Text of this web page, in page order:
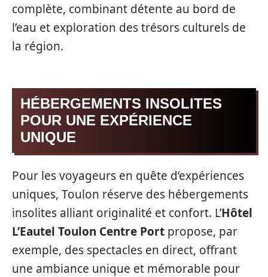
complète, combinant détente au bord de
l’eau et exploration des trésors culturels de
la région.
HÉBERGEMENTS INSOLITES
POUR UNE EXPÉRIENCE
UNIQUE
Pour les voyageurs en quête d’expériences
uniques, Toulon réserve des hébergements
insolites alliant originalité et confort. L’Hôtel
L’Eautel Toulon Centre Port propose, par
exemple, des spectacles en direct, offrant
une ambiance unique et mémorable pour